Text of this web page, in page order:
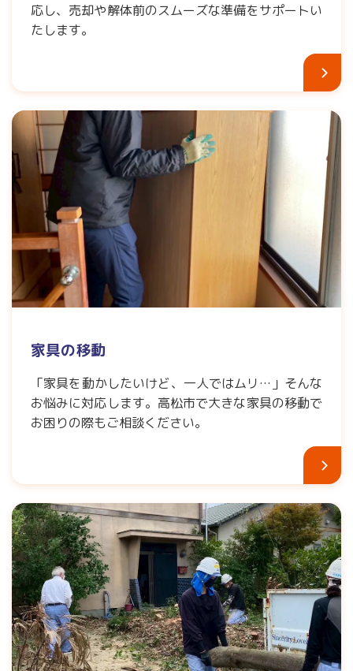
応し、売却や解体前のスムーズな準備をサポートい
たします。
家具の移動
「家具を動かしたいけど、一人ではムリ…」そんな
お悩みに対応します。高松市で大きな家具の移動で
お困りの際もご相談ください。